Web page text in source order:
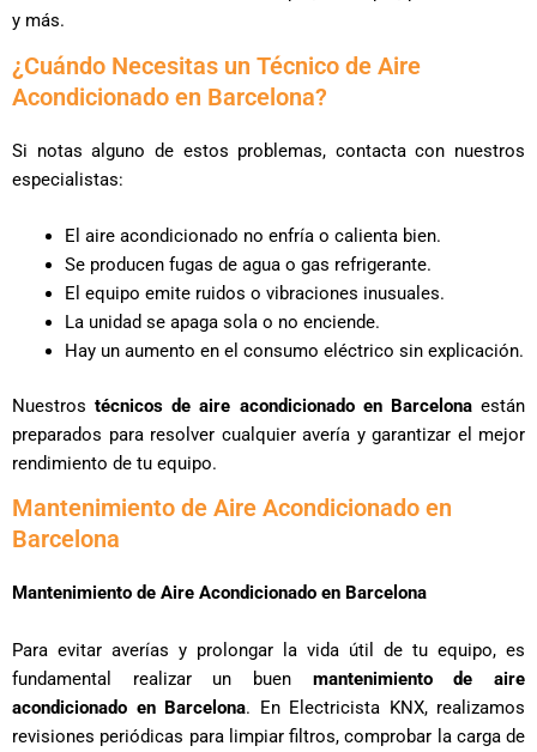
y más.
¿Cuándo Necesitas un Técnico de Aire
Acondicionado en Barcelona?
Si notas alguno de estos problemas, contacta con nuestros
especialistas:
El aire acondicionado no enfría o calienta bien.
Se producen fugas de agua o gas refrigerante.
El equipo emite ruidos o vibraciones inusuales.
La unidad se apaga sola o no enciende.
Hay un aumento en el consumo eléctrico sin explicación.
Nuestrostécnicos de aire acondicionado en Barcelonaestán
preparados para resolver cualquier avería y garantizar el mejor
rendimiento de tu equipo.
Mantenimiento de Aire Acondicionado en
Barcelona
Mantenimiento de Aire Acondicionado en Barcelona
Para evitar averías y prolongar la vida útil de tu equipo, es
fundamental realizar un buen mantenimiento de aire
acondicionado en Barcelona. En Electricista KNX, realizamos
revisiones periódicas para limpiar filtros, comprobar la carga de